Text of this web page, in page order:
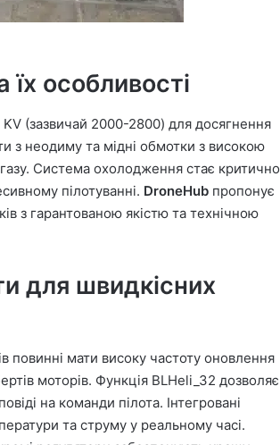
особливості
(зазвичай 2000-2800) для досягнення
з неодиму та мідні обмотки з високою
Система охолодження стає критично
пілотуванні. DroneHub пропонує
з гарантованою якістю та технічною
для швидкісних
повинні мати високу частоту оновлення
моторів. Функція BLHeli_32 дозволяє
на команди пілота. Інтегровані
та струму у реальному часі.